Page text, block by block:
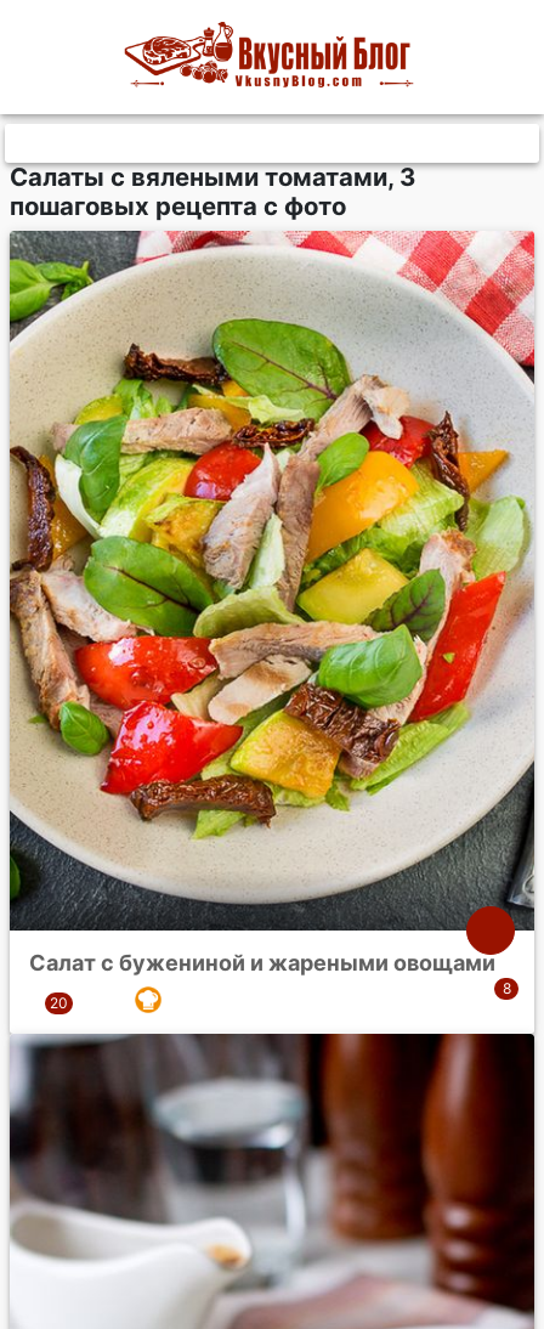
Салаты с вялеными томатами, 3
пошаговых рецепта с фото
Салат с бужениной и жареными овощами